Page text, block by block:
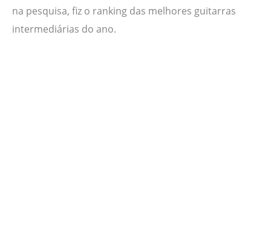
na pesquisa, fiz o ranking das melhores guitarras
intermediárias do ano.